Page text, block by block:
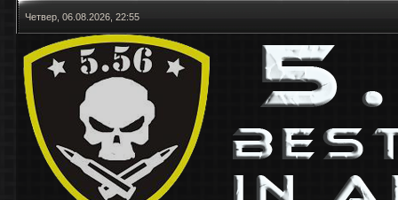
Четвер, 06.08.2026, 22:55